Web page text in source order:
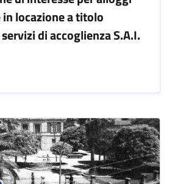
locazione a titolo
di accoglienza S.A.I.